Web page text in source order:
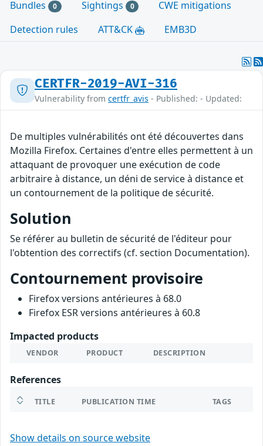
Bundles 0 Sightings 0
CWE mitigations
Detection rules
ATT&CK EMB3D
CERTFR-2019-AVI-316
Vulnerability from certfr_avis - Published: - Updated:
De multiples vulnérabilités ont été découvertes dans
Mozilla Firefox. Certaines d'entre elles permettent à un
attaquant de provoquer une exécution de code
arbitraire à distance, un déni de service à distance et
un contournement de la politique de sécurité.
Solution
Se référer au bulletin de sécurité de l'éditeur pour
l'obtention des correctifs (cf. section Documentation).
Contournement provisoire
Firefox versions antérieures à 68.0
Firefox ESR versions antérieures à 60.8
Impacted products
VENDOR PRODUCT DESCRIPTION
References
TITLE PUBLICATION TIME TAGS
Show details on source website